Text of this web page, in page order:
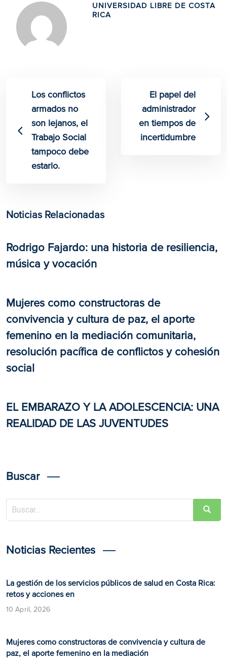
UNIVERSIDAD LIBRE DE COSTA
RICA
Los conflictos
armados no
son lejanos, el
Trabajo Social
tampoco debe
estarlo.
El papel del
administrador
en tiempos de
incertidumbre
Noticias Relacionadas
Rodrigo Fajardo: una historia de resiliencia,
música y vocación
Mujeres como constructoras de
convivencia y cultura de paz, el aporte
femenino en la mediación comunitaria,
resolución pacífica de conflictos y cohesión
social
EL EMBARAZO Y LA ADOLESCENCIA: UNA
REALIDAD DE LAS JUVENTUDES
Buscar
Noticias Recientes
La gestión de los servicios públicos de salud en Costa Rica:
retos y acciones en
10 April, 2026
Mujeres como constructoras de convivencia y cultura de
paz, el aporte femenino en la mediación